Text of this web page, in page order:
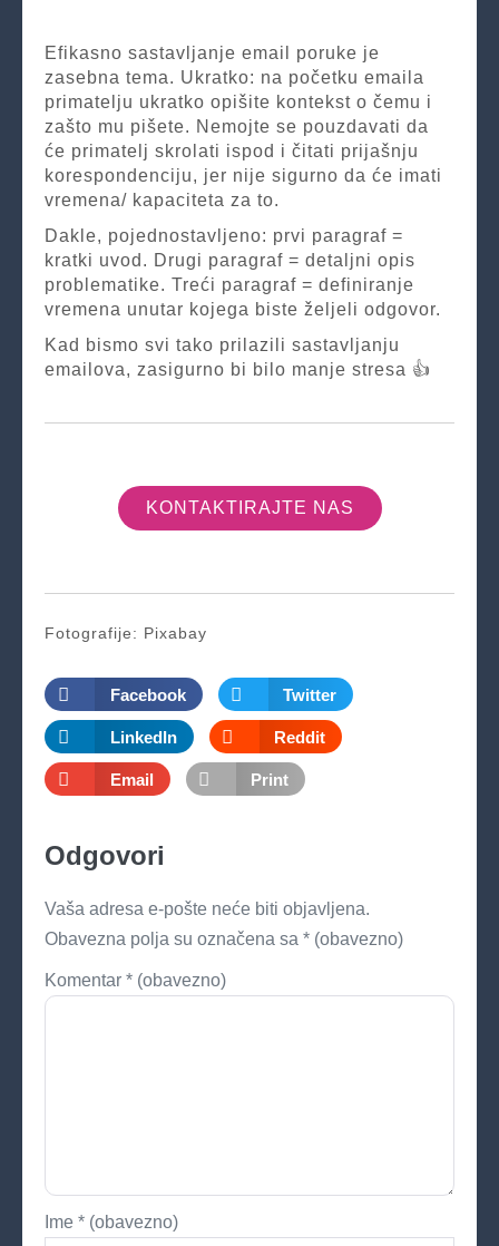
Efikasno sastavljanje email poruke je
zasebna tema. Ukratko: na početku emaila
primatelju ukratko opišite kontekst o čemu i
zašto mu pišete. Nemojte se pouzdavati da
će primatelj skrolati ispod i čitati prijašnju
korespondenciju, jer nije sigurno da će imati
vremena/ kapaciteta za to.
Dakle, pojednostavljeno: prvi paragraf =
kratki uvod. Drugi paragraf = detaljni opis
problematike. Treći paragraf = definiranje
vremena unutar kojega biste željeli odgovor.
Kad bismo svi tako prilazili sastavljanju
emailova, zasigurno bi bilo manje stresa 👍
KONTAKTIRAJTE NAS
Fotografije: Pixabay
Facebook Twitter
LinkedIn Reddit
Email Print
Odgovori
Vaša adresa e-pošte neće biti objavljena.
Obavezna polja su označena sa * (obavezno)
Komentar * (obavezno)
Ime * (obavezno)